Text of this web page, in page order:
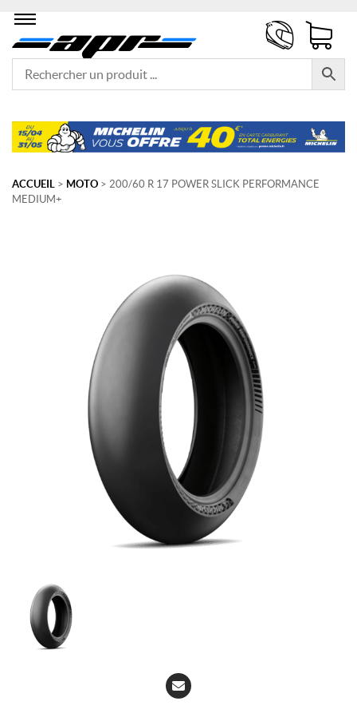
ACCUEIL > MOTO > 200/60 R 17 POWER SLICK PERFORMANCE
MEDIUM+